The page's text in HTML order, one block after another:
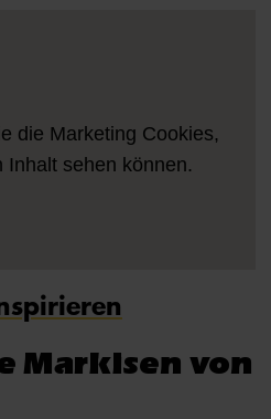
die Marketing Cookies,
Inhalt sehen können.
Markisen von